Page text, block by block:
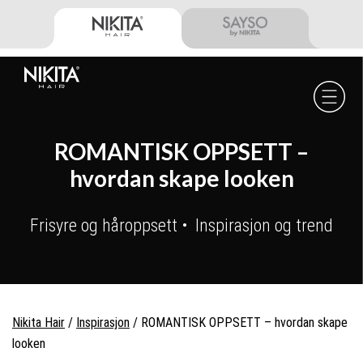
primary
navigation
main
content
footer
ROMANTISK OPPSETT –
hvordan skape looken
Frisyre og håroppsett Inspirasjon og trend
Nikita Hair / Inspirasjon / ROMANTISK OPPSETT – hvordan skape
looken